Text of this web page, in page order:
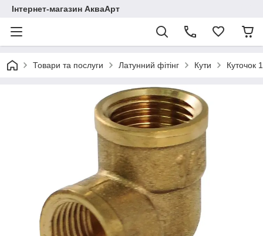
Інтернет-магазин АкваАрт
Товари та послуги Латунний фітінг Кути Куточок